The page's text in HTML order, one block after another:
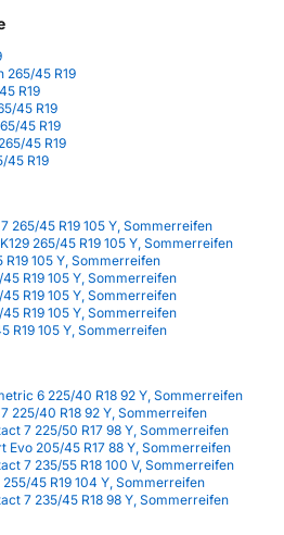
265/45 R19
R19
45 R19
45 R19
45 R19
45 R19
265/45 R19 105 Y, Sommerreifen
265/45 R19 105 Y, Sommerreifen
105 Y, Sommerreifen
R19 105 Y, Sommerreifen
R19 105 Y, Sommerreifen
R19 105 Y, Sommerreifen
R19 105 Y, Sommerreifen
6 225/40 R18 92 Y, Sommerreifen
225/40 R18 92 Y, Sommerreifen
7 225/50 R17 98 Y, Sommerreifen
Evo 205/45 R17 88 Y, Sommerreifen
7 235/55 R18 100 V, Sommerreifen
45 R19 104 Y, Sommerreifen
7 235/45 R18 98 Y, Sommerreifen